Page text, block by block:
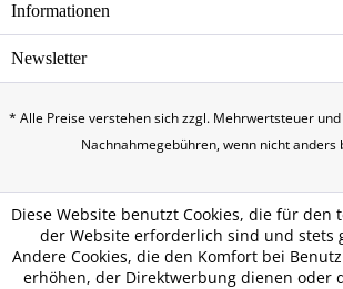
Informationen
Newsletter
* Alle Preise verstehen sich zzgl. Mehrwertsteuer und
Nachnahmegebühren, wenn nicht anders
Diese Website benutzt Cookies, die für den
der Website erforderlich sind und stets
Andere Cookies, die den Komfort bei
erhöhen, der Direktwerbung dienen oder